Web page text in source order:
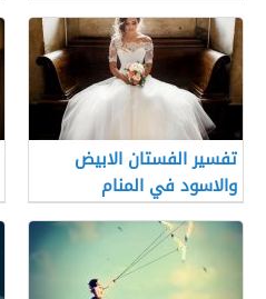
تفسير الفستان الابيض
والاسود في المنام